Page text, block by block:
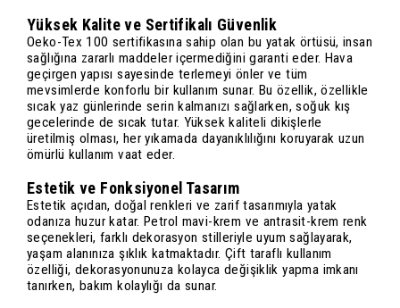
Yüksek Kalite ve Sertifikalı Güvenlik
Oeko-Tex 100 sertifikasına sahip olan bu yatak örtüsü, insan
sağlığına zararlı maddeler içermediğini garanti eder. Hava
geçirgen yapısı sayesinde terlemeyi önler ve tüm
mevsimlerde konforlu bir kullanım sunar. Bu özellik, özellikle
sıcak yaz günlerinde serin kalmanızı sağlarken, soğuk kış
gecelerinde de sıcak tutar. Yüksek kaliteli dikişlerle
üretilmiş olması, her yıkamada dayanıklılığını koruyarak uzun
ömürlü kullanım vaat eder.
Estetik ve Fonksiyonel Tasarım
Estetik açıdan, doğal renkleri ve zarif tasarımıyla yatak
odanıza huzur katar. Petrol mavi-krem ve antrasit-krem renk
seçenekleri, farklı dekorasyon stilleriyle uyum sağlayarak,
yaşam alanınıza şıklık katmaktadır. Çift taraflı kullanım
özelliği, dekorasyonunuza kolayca değişiklik yapma imkanı
tanırken, bakım kolaylığı da sunar.